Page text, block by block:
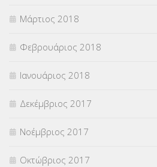
Μάρτιος 2018
Φεβρουάριος 2018
Ιανουάριος 2018
Δεκέμβριος 2017
Νοέμβριος 2017
Οκτώβριος 2017